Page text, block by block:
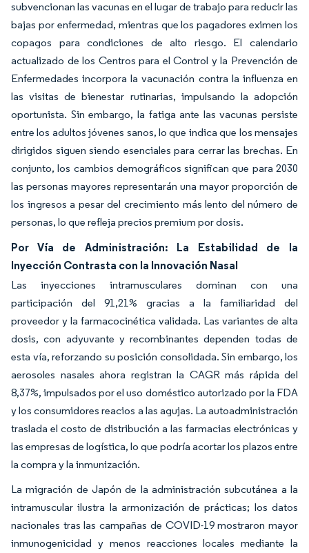
subvencionan las vacunas en el lugar de trabajo para reducir las
bajas por enfermedad, mientras que los pagadores eximen los
copagos para condiciones de alto riesgo. El calendario
actualizado de los Centros para el Control y la Prevención de
Enfermedades incorpora la vacunación contra la influenza en
las visitas de bienestar rutinarias, impulsando la adopción
oportunista. Sin embargo, la fatiga ante las vacunas persiste
entre los adultos jóvenes sanos, lo que indica que los mensajes
dirigidos siguen siendo esenciales para cerrar las brechas. En
conjunto, los cambios demográficos significan que para 2030
las personas mayores representarán una mayor proporción de
los ingresos a pesar del crecimiento más lento del número de
personas, lo que refleja precios premium por dosis.
Por Vía de Administración: La Estabilidad de la
Inyección Contrasta con la Innovación Nasal
Las inyecciones intramusculares dominan con una
participación del 91,21% gracias a la familiaridad del
proveedor y la farmacocinética validada. Las variantes de alta
dosis, con adyuvante y recombinantes dependen todas de
esta vía, reforzando su posición consolidada. Sin embargo, los
aerosoles nasales ahora registran la CAGR más rápida del
8,37%, impulsados por el uso doméstico autorizado por la FDA
y los consumidores reacios a las agujas. La autoadministración
traslada el costo de distribución a las farmacias electrónicas y
las empresas de logística, lo que podría acortar los plazos entre
la compra y la inmunización.
La migración de Japón de la administración subcutánea a la
intramuscular ilustra la armonización de prácticas; los datos
nacionales tras las campañas de COVID-19 mostraron mayor
inmunogenicidad y menos reacciones locales mediante la